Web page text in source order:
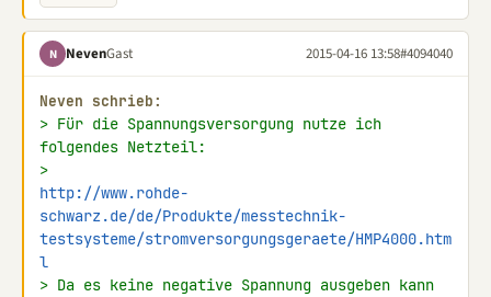
N NevenGast 2015-04-16 13:58#4094040
Neven schrieb:
> Für die Spannungsversorgung nutze ich
folgendes Netzteil:
>
http://www.rohde-
schwarz.de/de/Produkte/messtechnik-
testsysteme/stromversorgungsgeraete/HMP4000.htm
l
> Da es keine negative Spannung ausgeben kann